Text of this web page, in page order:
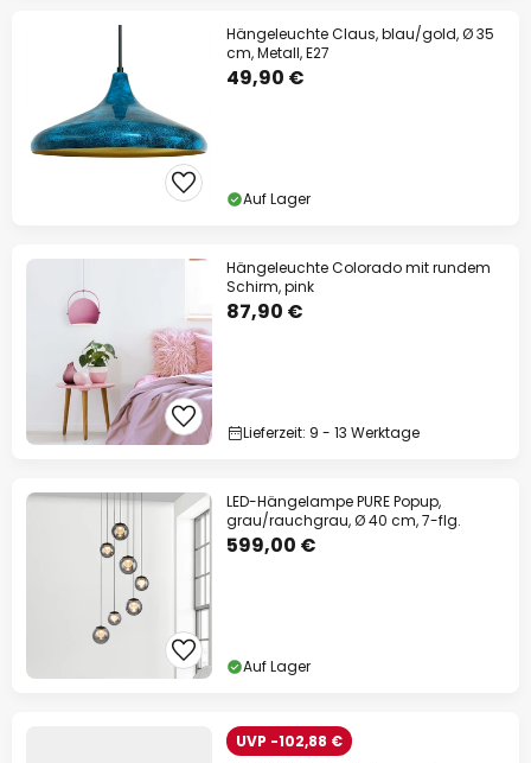
Hängeleuchte Claus, blau/gold, Ø 35
cm, Metall, E27
49,90 €
Auf Lager
Hängeleuchte Colorado mit rundem
Schirm, pink
87,90 €
Lieferzeit: 9 - 13 Werktage
LED-Hängelampe PURE Popup,
grau/rauchgrau, Ø 40 cm, 7-flg.
599,00 €
Auf Lager
UVP -102,88 €